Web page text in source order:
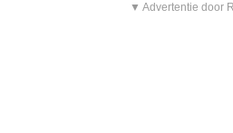
▼ Advertentie door